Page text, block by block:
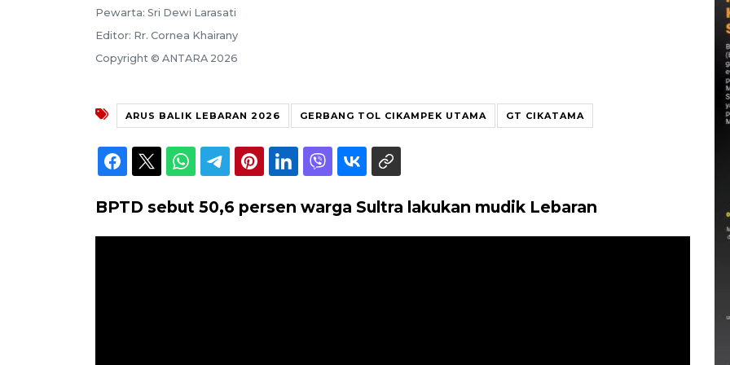
Pewarta: Sri Dewi Larasati
Editor: Rr. Cornea Khairany
Copyright © ANTARA 2026
ARUS BALIK LEBARAN 2026 GERBANG TOL CIKAMPEK UTAMA GT CIKATAMA
BPTD sebut 50,6 persen warga Sultra lakukan mudik Lebaran